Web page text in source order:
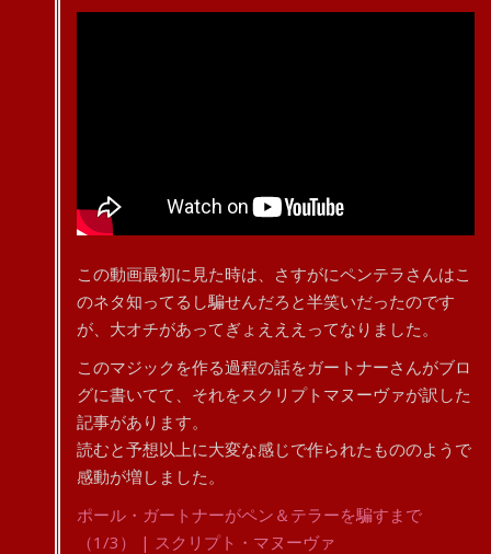
この動画最初に見た時は、さすがにペンテラさんはこ
のネタ知ってるし騙せんだろと半笑いだったのです
が、大オチがあってぎょえええってなりました。
このマジックを作る過程の話をガートナーさんがブロ
グに書いてて、それをスクリプトマヌーヴァが訳した
記事があります。
読むと予想以上に大変な感じで作られたもののようで
感動が増しました。
ポール・ガートナーがペン＆テラーを騙すまで
（1/3） | スクリプト・マヌーヴァ